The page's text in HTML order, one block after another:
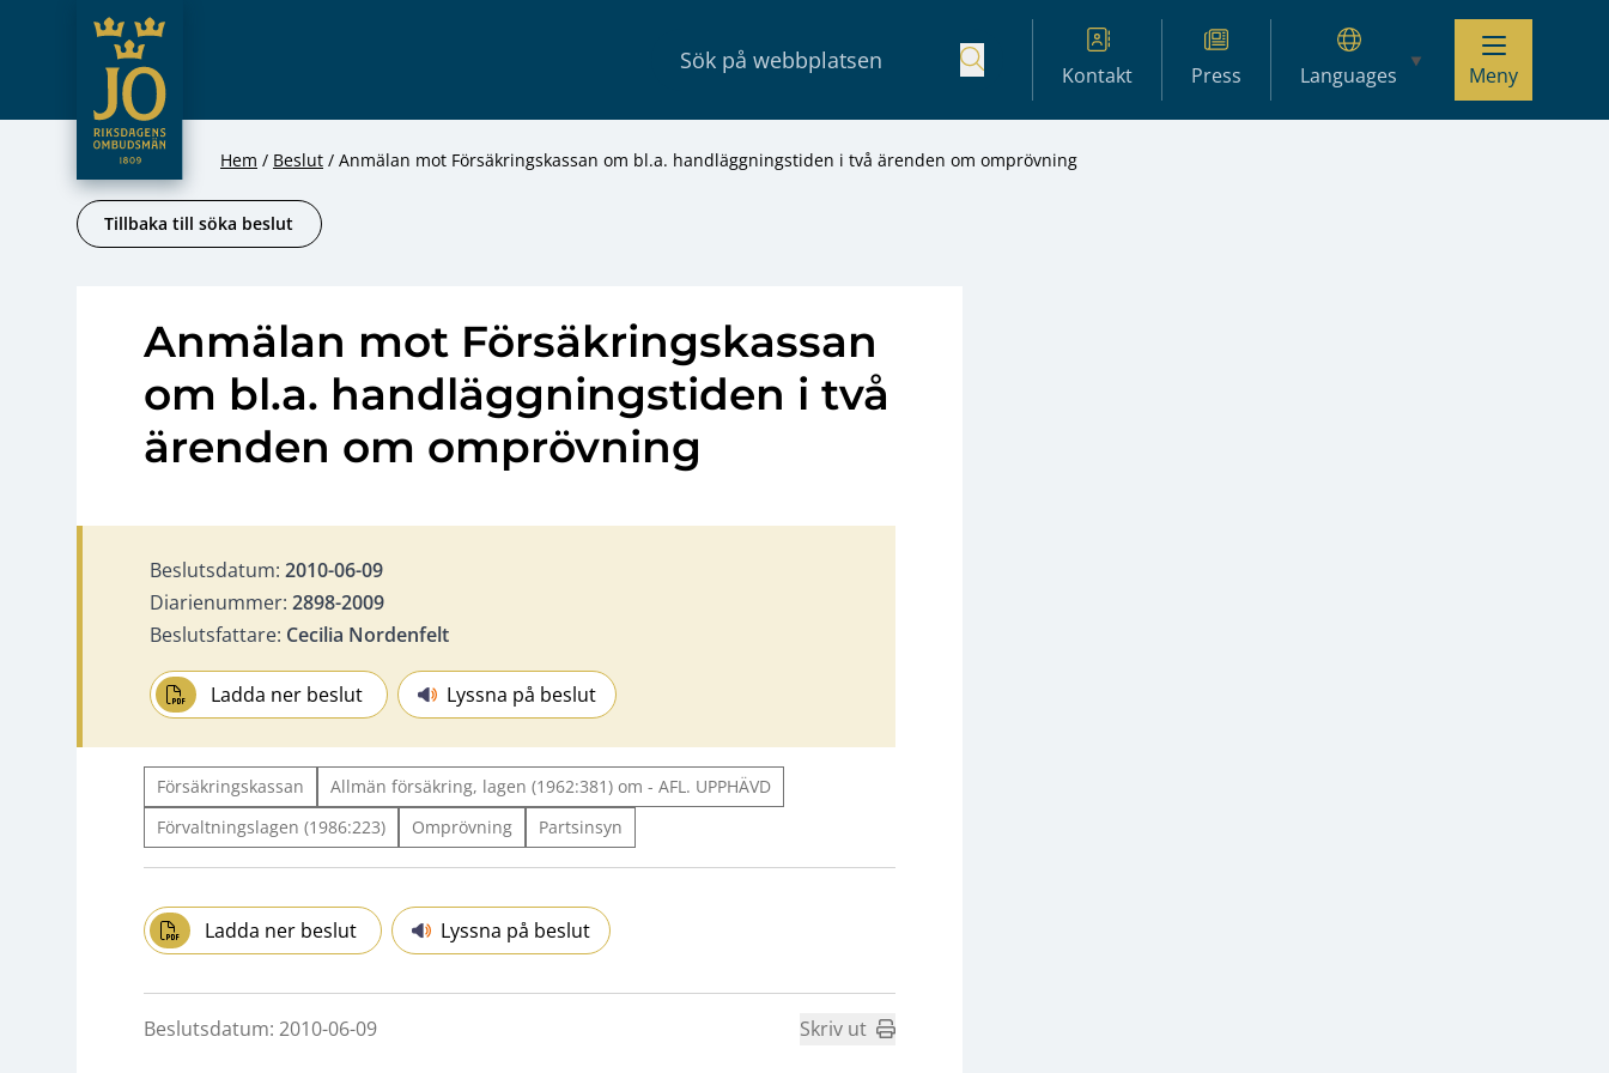
Hoppa till innehåll
JO – Riksdagens Ombudsmän
Kontakt Press Languages Meny
Hem Beslut Anmälan mot Försäkringskassan om bl.a. handläggningstiden i två ärenden om omprövning
Tillbaka till söka beslut
Anmälan mot Försäkringskassan
om bl.a. handläggningstiden i två
ärenden om omprövning
Beslutsdatum: 2010-06-09
Diarienummer: 2898-2009
Beslutsfattare: Cecilia Nordenfelt
Ladda ner beslut Lyssna på beslut
Försäkringskassan
Allmän försäkring, lagen (1962:381) om - AFL. UPPHÄVD
Förvaltningslagen (1986:223)
Omprövning Partsinsyn
Ladda ner beslut Lyssna på beslut
Beslutsdatum: 2010-06-09 Skriv ut